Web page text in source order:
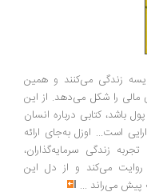
می‌کنند و همین
شکل می‌دهد. از این
کتابی درباره انسان
اوزل به‌جای ارائه
سرمایه‌گذاران،
می‌کند و از دل این
...